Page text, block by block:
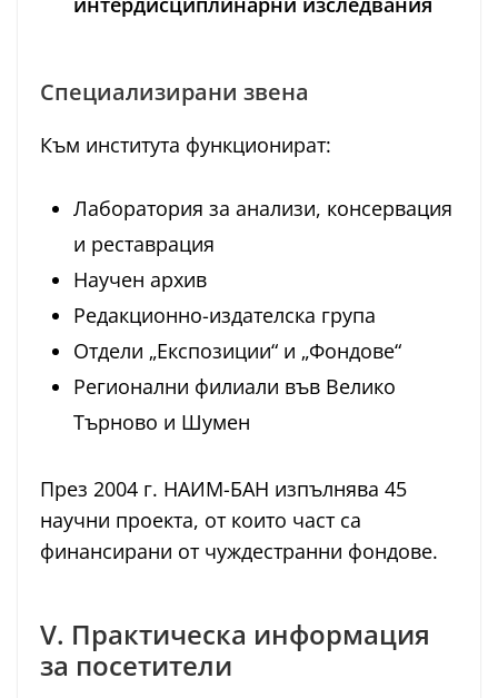
Специализирани звена
Към института функционират:
Лаборатория за анализи, консервация
и реставрация
Научен архив
Редакционно-издателска група
Отдели „Експозиции“ и „Фондове“
Регионални филиали във Велико
Търново и Шумен
През 2004 г. НАИМ-БАН изпълнява 45
научни проекта, от които част са
финансирани от чуждестранни фондове.
V. Практическа информация
за посетители